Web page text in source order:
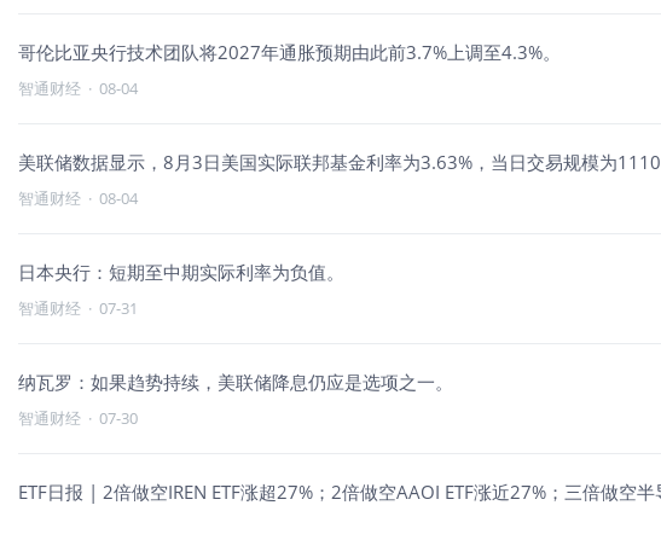
哥伦比亚央行技术团队将2027年通胀预期由此前3.7%上调至4.3%。
智通财经 · 08-04
美联储数据显示，8月3日美国实际联邦基金利率为3.63%，当日交易规模为
智通财经 · 08-04
日本央行：短期至中期实际利率为负值。
智通财经 · 07-31
纳瓦罗：如果趋势持续，美联储降息仍应是选项之一。
智通财经 · 07-30
ETF日报 | 2倍做空IREN ETF涨超27%；2倍做空AAOI ETF涨近27%；三倍做空